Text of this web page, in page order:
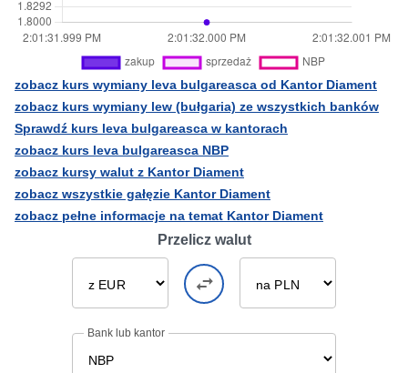
zobacz kurs wymiany leva bulgareasca od Kantor Diament
zobacz kurs wymiany lew (bułgaria) ze wszystkich banków
Sprawdź kurs leva bulgareasca w kantorach
zobacz kurs leva bulgareasca NBP
zobacz kursy walut z Kantor Diament
zobacz wszystkie gałęzie Kantor Diament
zobacz pełne informacje na temat Kantor Diament
Przelicz walut
Bank lub kantor